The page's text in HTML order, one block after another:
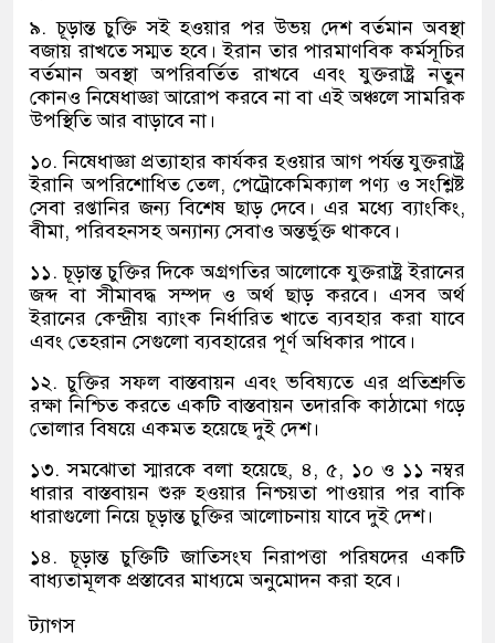
৯.চূড়ান্ত চুক্তি সই হওয়ার পর উভয় দেশ বর্তমান অবস্থা
বজায় রাখতে সম্মত হবে। ইরান তার পারমাণবিক কর্মসূচির
বর্তমান অবস্থা অপরিবর্তিত রাখবে এবং যুক্তরাষ্ট্র নতুন
কোনও নিষেধাজ্ঞা আরোপ করবে না বা এই অঞ্চলে সামরিক
উপস্থিতি আর বাড়াবে না।
১০.নিষেধাজ্ঞা প্রত্যাহার কার্যকর হওয়ার আগ পর্যন্ত যুক্তরাষ্ট্র
ইরানি অপরিশোধিত তেল, পেট্রোকেমিক্যাল পণ্য ও সংশ্লিষ্ট
সেবা রপ্তানির জন্য বিশেষ ছাড় দেবে। এর মধ্যে ব্যাংকিং,
বীমা, পরিবহনসহ অন্যান্য সেবাও অন্তর্ভুক্ত থাকবে।
১১.চূড়ান্ত চুক্তির দিকে অগ্রগতির আলোকে যুক্তরাষ্ট্র ইরানের
জব্দ বা সীমাবদ্ধ সম্পদ ও অর্থ ছাড় করবে। এসব অর্থ
ইরানের কেন্দ্রীয় ব্যাংক নির্ধারিত খাতে ব্যবহার করা যাবে
এবং তেহরান সেগুলো ব্যবহারের পূর্ণ অধিকার পাবে।
১২.চুক্তির সফল বাস্তবায়ন এবং ভবিষ্যতে এর প্রতিশ্রুতি
রক্ষা নিশ্চিত করতে একটি বাস্তবায়ন তদারকি কাঠামো গড়ে
তোলার বিষয়ে একমত হয়েছে দুই দেশ।
১৩.সমঝোতা স্মারকে বলা হয়েছে, ৪, ৫, ১০ ও ১১ নম্বর
ধারার বাস্তবায়ন শুরু হওয়ার নিশ্চয়তা পাওয়ার পর বাকি
ধারাগুলো নিয়ে চূড়ান্ত চুক্তির আলোচনায় যাবে দুই দেশ।
১৪.চূড়ান্ত চুক্তিটি জাতিসংঘ নিরাপত্তা পরিষদের একটি
বাধ্যতামূলক প্রস্তাবের মাধ্যমে অনুমোদন করা হবে।
ট্যাগস